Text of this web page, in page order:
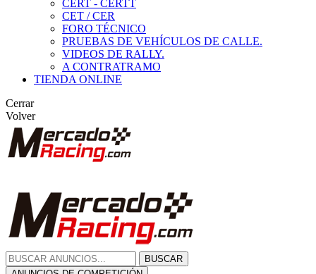
CERT - CERTT
CET / CER
FORO TÉCNICO
PRUEBAS DE VEHÍCULOS DE CALLE.
VIDEOS DE RALLY.
A CONTRATRAMO
TIENDA ONLINE
Cerrar
Volver
BUSCAR
ANUNCIOS DE COMPETICIÓN